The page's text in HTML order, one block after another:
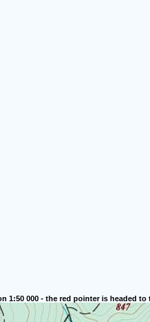
1:50 000 - the red pointer is headed to